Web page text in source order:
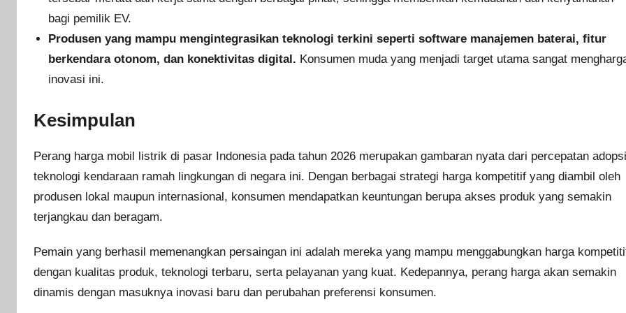
bagi pemilik EV.
Produsen yang mampu mengintegrasikan teknologi terkini seperti software manajemen baterai, fitur
berkendara otonom, dan konektivitas digital. Konsumen muda yang menjadi target utama sangat
inovasi ini.
Kesimpulan
Perang harga mobil listrik di pasar Indonesia pada tahun 2026 merupakan gambaran nyata dari percepatan adopsi
teknologi kendaraan ramah lingkungan di negara ini. Dengan berbagai strategi harga kompetitif yang diambil oleh
produsen lokal maupun internasional, konsumen mendapatkan keuntungan berupa akses produk yang semakin
terjangkau dan beragam.
Pemain yang berhasil memenangkan persaingan ini adalah mereka yang mampu menggabungkan harga
dengan kualitas produk, teknologi terbaru, serta pelayanan yang kuat. Kedepannya, perang harga akan semakin
dinamis dengan masuknya inovasi baru dan perubahan preferensi konsumen.